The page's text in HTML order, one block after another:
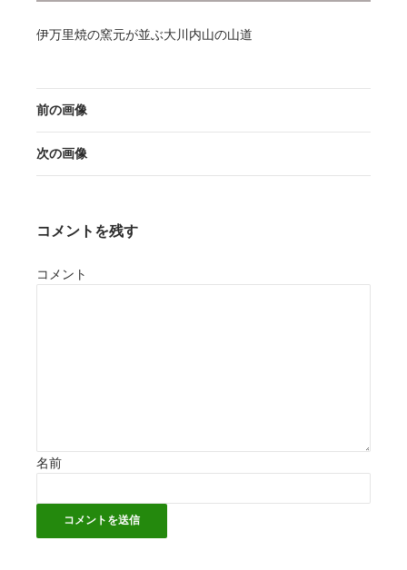
伊万里焼の窯元が並ぶ大川内山の山道
前の画像
次の画像
コメントを残す
コメント
名前